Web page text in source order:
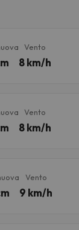
Vento
8 km/h
Vento
8 km/h
Vento
9 km/h